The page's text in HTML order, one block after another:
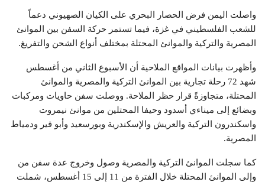
واصلت اليمن فرض الحصار البحري على الكيان الصهيوني دعماً
للشعب الفلسطيني في غزة، فيما تستمر حركة السفن بين الموانئ
المصرية والتركية والموانئ المحتلة بمختلف أنواع الشحن والتفريغ.
وأظهرت بيانات المواقع الملاحية أن الأسبوع الثاني من أغسطس
شهد 72 رحلة تجارية بين الموانئ التركية والمصرية والموانئ
المحتلة، متجاوزةً قرار حظر الملاحة. ووصلت سفن حاويات ومركبات
وبضائع إلى ميناءي أسدود وحيفا المحتلين من موانئ نيمروت
واسكندرون التركية والعريش والإسكندرية وبورسعيد وأبو قير ودمياط
المصرية.
كما سجلت الموانئ التركية والمصرية وصول وخروج عدة سفن من
وإلى الموانئ المحتلة خلال الفترة من 11 إلى 15 أغسطس، شملت